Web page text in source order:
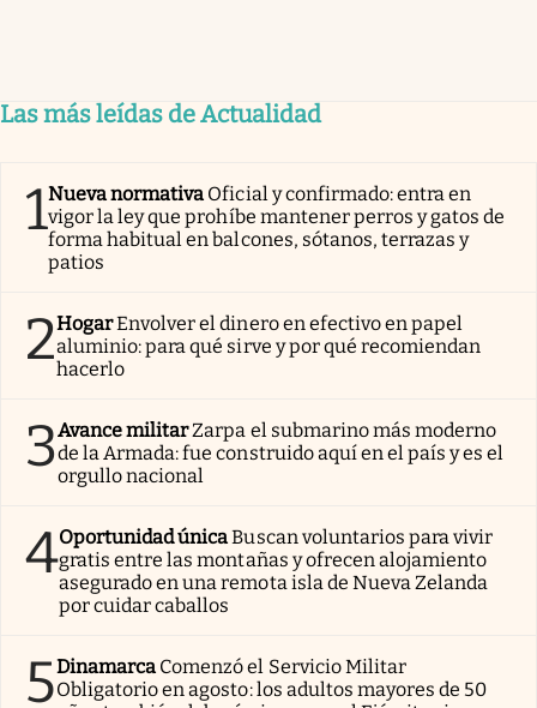
Las más leídas de Actualidad
1Nueva normativa Oficial y confirmado: entra en
vigor la ley que prohíbe mantener perros y gatos de
forma habitual en balcones, sótanos, terrazas y
patios
2HogarEnvolver el dinero en efectivo en papel
aluminio: para qué sirve y por qué recomiendan
hacerlo
3Avance militarZarpa el submarino más moderno
de la Armada: fue construido aquí en el país y es el
orgullo nacional
4Oportunidad únicaBuscan voluntarios para vivir
gratis entre las montañas y ofrecen alojamiento
asegurado en una remota isla de Nueva Zelanda
por cuidar caballos
5Dinamarca Comenzó el Servicio Militar
Obligatorio en agosto: los adultos mayores de 50